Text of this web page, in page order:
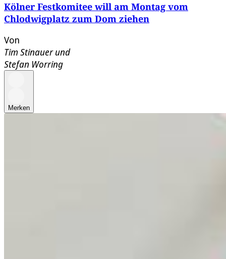
Kölner Festkomitee will am Montag vom
Chlodwigplatz zum Dom ziehen
Von
Tim Stinauerund
Stefan Worring
Merken